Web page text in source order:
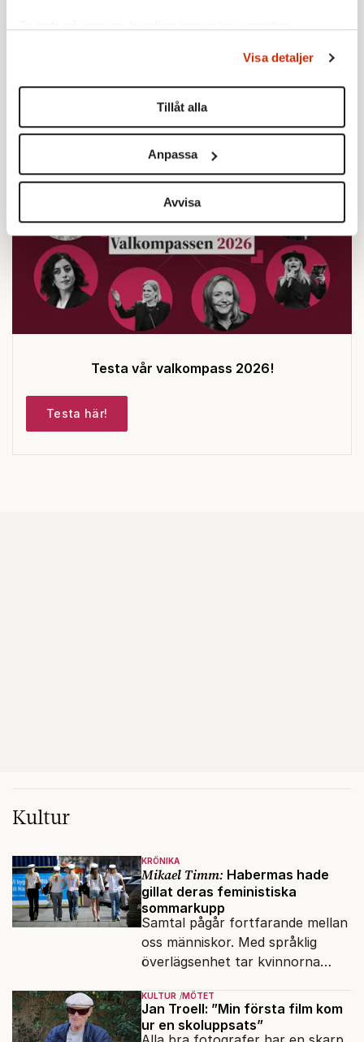
Du kan ändra eller dra tillbaka ditt samtycke när som
helst från cookie-förklaringen.
Vi använder enhetsidentifierare för att anpassa innehållet
för sociala medier och analysera vår trafik. Vi
vidarebefordrar även sådana identifierare och annan
information från din enhet till de sociala medier och
annons- och analysföretag som vi samarbetar med.
Dessa kan i sin tur kombinera informationen med annan
information som du har tillhandahållit eller som de har
samlat in när du har använt deras tjänster.
Om du vill läsa mer om hur vi hanterar personuppgifter
här.
Visa detaljer
Tillåt alla
Anpassa
Avvisa
hon sitt eget trauma
Av: Mathias Jansson
Testa vår valkompass 2026!
Testa här!
Kultur
KRÖNIKA
Mikael Timm: Habermas hade
gillat deras feministiska
sommarkupp
Samtal pågår fortfarande mellan
oss människor. Med språklig
överlägsenhet tar kvinnorna
KULTUR MÖTET
Jan Troell: ”Min första film kom
ur en skoluppsats”